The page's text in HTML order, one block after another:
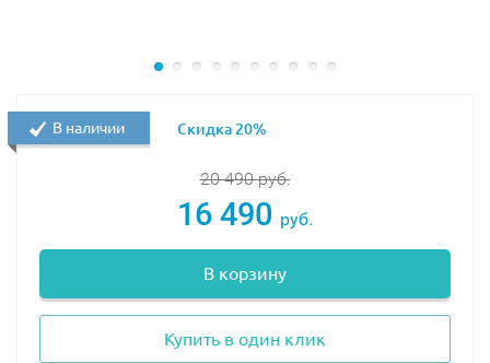
20 490руб.
16 490 руб.
В корзину
Купить в один клик
В наличии Скидка 20%